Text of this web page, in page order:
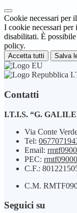
Cookie necessari per
I cookie necessari per
disabilitati. È
policy.
Accetta tutti Salva
Contatti
I.T.I.S. “G.
Via Conte
Tel:
Email:
PEC:
C.F.:
C.M.
Seguici su